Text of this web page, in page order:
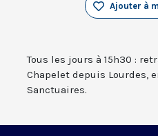
Ajouter à
Tous les jours à 15h30 :
Chapelet depuis Lourdes,
Sanctuaires.